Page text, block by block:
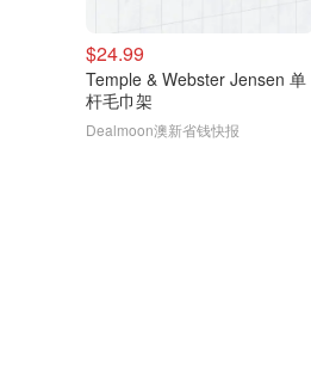
$24.99
Temple & Webster Jensen 单
杆毛巾架
Dealmoon澳新省钱快报